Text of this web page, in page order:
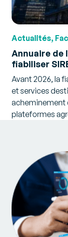
Actualités,
Annuaire de
fiabiliser
Avant 2026, la
et services
acheminement
plateformes